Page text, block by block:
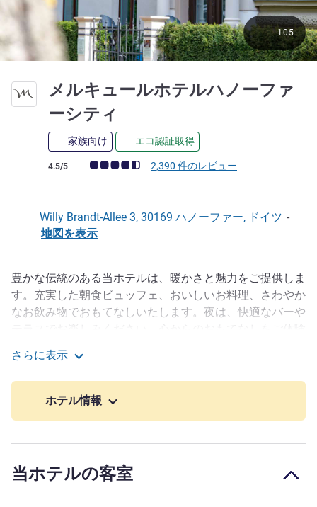
メルキュールホテルハノーファ
ーシティ
家族向け エコ認証取得
お客さまの声 (確認済みレビュー アコーホテルズ)
4.5/5 2,390 件のレビュー
105
Willy Brandt-Allee 3, 30169 ハノーファー, ドイツ -
地図を表示
説明
豊かな伝統のある当ホテルは、暖かさと魅力をご提供しま
す。充実した朝食ビュッフェ、おいしいお料理、さわやか
なお飲み物でおもてなしいたします。夜は、快適なバーや
ください。145 室の禁煙の客室はすべて、広々としてお
り、エアコンが完備されています。また、BRITA ウォータ
ーサーバーを設置しておりますので、ご自由にお使いくだ
までわずか1 km、空港まで14 kmです。お車の場合は高速
の接続ポイントにあります。 ご到着時：中央駅までわず
さらに表示
ホテル情報
当ホテルの客室